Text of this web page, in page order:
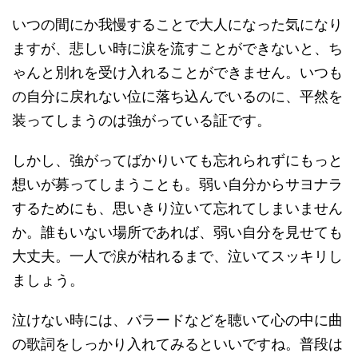
いつの間にか我慢することで大人になった気になり
ますが、悲しい時に涙を流すことができないと、ち
ゃんと別れを受け入れることができません。いつも
の自分に戻れない位に落ち込んでいるのに、平然を
装ってしまうのは強がっている証です。
しかし、強がってばかりいても忘れられずにもっと
想いが募ってしまうことも。弱い自分からサヨナラ
するためにも、思いきり泣いて忘れてしまいません
か。誰もいない場所であれば、弱い自分を見せても
大丈夫。一人で涙が枯れるまで、泣いてスッキリし
ましょう。
泣けない時には、バラードなどを聴いて心の中に曲
の歌詞をしっかり入れてみるといいですね。普段は